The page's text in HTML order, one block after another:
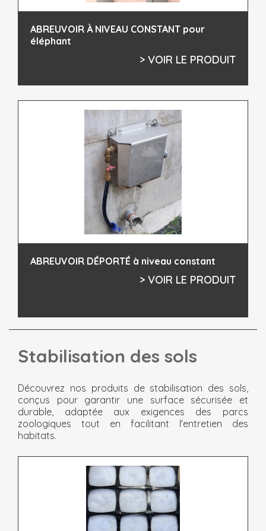
ABREUVOIR À NIVEAU CONSTANT pour
éléphant
> VOIR LE PRODUIT
ABREUVOIR DÉPORTÉ à niveau constant
> VOIR LE PRODUIT
Stabilisation des sols
Découvrez nos produits de stabilisation des sols,
conçus pour garantir une surface sécurisée et
durable, adaptée aux exigences des parcs
zoologiques tout en facilitant l'entretien des
habitats.